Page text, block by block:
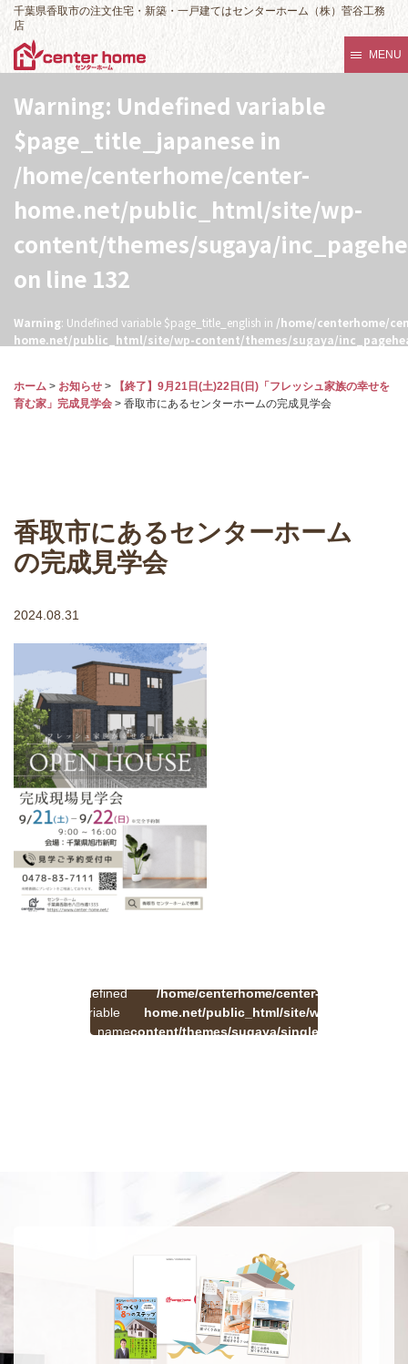
千葉県香取市の注文住宅・新築・一戸建てはセンターホーム（株）菅谷工務
店
MENU
Warning: Undefined variable
$page_title_japanese in
/home/centerhome/center-
home.net/public_html/site/wp-
content/themes/sugaya/
on line 132
Warning: Undefined variable $page_title_english in /home/centerhome/
home.net/public_html/site/wp-content/themes/sugaya/
ホーム > お知らせ >
【終了】9月21日(土)22日(日)「フレッシュ家族の幸せを
育む家」完成見学会 > 香取市にあるセンターホームの完成見学会
香取市にあるセンターホーム
の完成見学会
2024.08.31
Undefined
variable
$cat_name
/home/centerhome/center-
home.net/public_html/site/wp-
content/themes/sugaya/single.php